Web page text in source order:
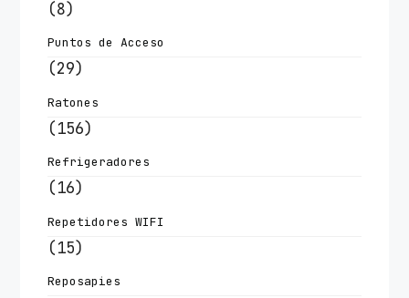
(8)
Puntos de Acceso
(29)
Ratones
(156)
Refrigeradores
(16)
Repetidores WIFI
(15)
Reposapies